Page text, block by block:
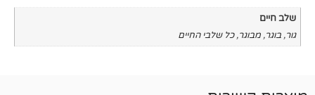
כל שלבי החיים